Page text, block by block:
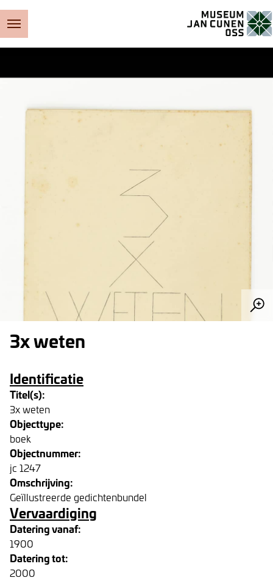
3x weten
Identificatie
Titel(s):
3x weten
Objecttype:
boek
Objectnummer:
jc 1247
Omschrijving:
Geïllustreerde gedichtenbundel
Vervaardiging
Datering vanaf:
1900
Datering tot:
2000